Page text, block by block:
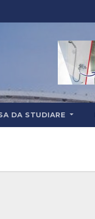
DA STUDIARE